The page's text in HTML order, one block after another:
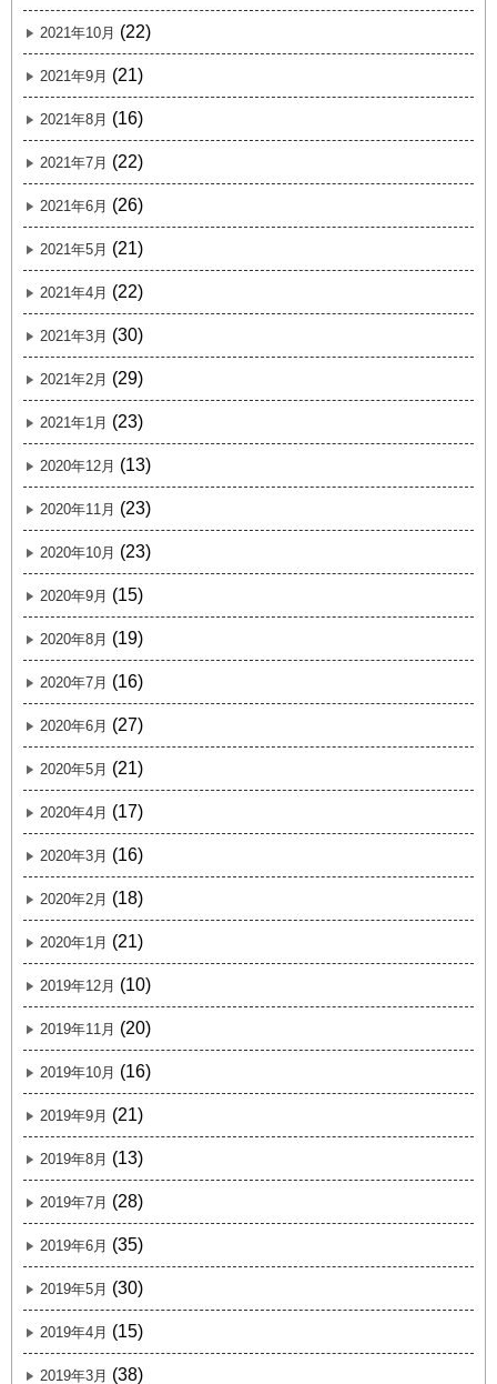
2021年10月 (22)
2021年9月 (21)
2021年8月 (16)
2021年7月 (22)
2021年6月 (26)
2021年5月 (21)
2021年4月 (22)
2021年3月 (30)
2021年2月 (29)
2021年1月 (23)
2020年12月 (13)
2020年11月 (23)
2020年10月 (23)
2020年9月 (15)
2020年8月 (19)
2020年7月 (16)
2020年6月 (27)
2020年5月 (21)
2020年4月 (17)
2020年3月 (16)
2020年2月 (18)
2020年1月 (21)
2019年12月 (10)
2019年11月 (20)
2019年10月 (16)
2019年9月 (21)
2019年8月 (13)
2019年7月 (28)
2019年6月 (35)
2019年5月 (30)
2019年4月 (15)
2019年3月 (38)